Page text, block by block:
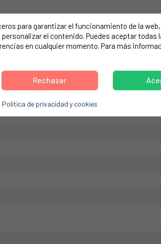
Suele estar formado por números y letras.
para garantizar el funcionamiento de la
el contenido. Puedes aceptar todas
en cualquier momento. Para más
Rechazar
Política de privacidad y cookies